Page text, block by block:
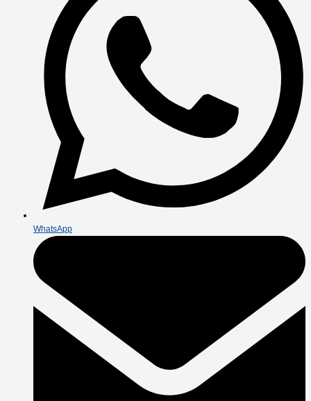
WhatsApp